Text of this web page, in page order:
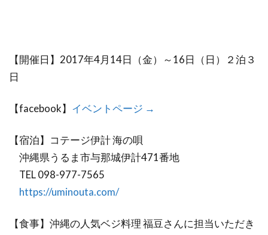
【開催日】2017年4月14日（金）～16日（日）２泊３
日
【facebook】 イベントページ →
【宿泊】コテージ伊計 海の唄
沖縄県うるま市与那城伊計471番地
TEL 098-977-7565
https://uminouta.com/
【食事】沖縄の人気ベジ料理 福豆さんに担当いただき